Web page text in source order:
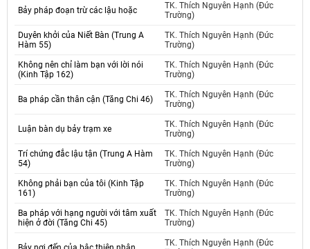
Bảy pháp đoạn trừ các lậu hoặc
TK. Thích Nguyên Hạnh (Đức
Trường)
Duyên khởi của Niết Bàn (Trung A
Hàm 55)
TK. Thích Nguyên Hạnh (Đức
Trường)
Không nên chỉ làm bạn với lời nói
(Kinh Tập 162)
TK. Thích Nguyên Hạnh (Đức
Trường)
Ba pháp cần thân cận (Tăng Chi 46)
TK. Thích Nguyên Hạnh (Đức
Trường)
Luận bàn dụ bảy trạm xe
TK. Thích Nguyên Hạnh (Đức
Trường)
Trí chứng đắc lậu tận (Trung A Hàm
54)
TK. Thích Nguyên Hạnh (Đức
Trường)
Không phải bạn của tôi (Kinh Tập
161)
TK. Thích Nguyên Hạnh (Đức
Trường)
Ba pháp với hạng người với tâm xuất
hiện ở đời (Tăng Chi 45)
TK. Thích Nguyên Hạnh (Đức
Trường)
TK. Thích Nguyên Hạnh (Đức